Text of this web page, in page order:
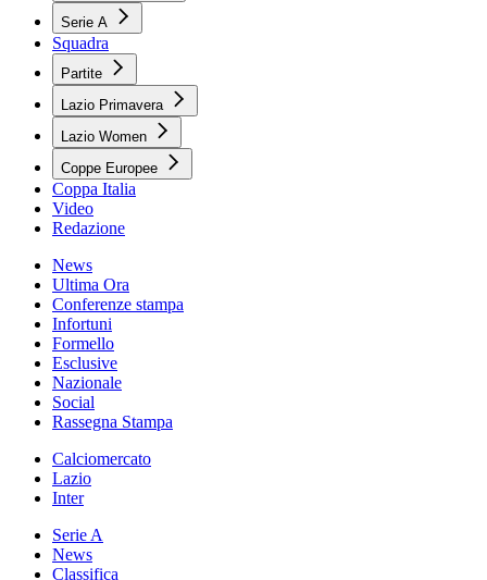
Serie A
Squadra
Partite
Lazio Primavera
Lazio Women
Coppe Europee
Coppa Italia
Video
Redazione
News
Ultima Ora
Conferenze stampa
Infortuni
Formello
Esclusive
Nazionale
Social
Rassegna Stampa
Calciomercato
Lazio
Inter
Serie A
News
Classifica